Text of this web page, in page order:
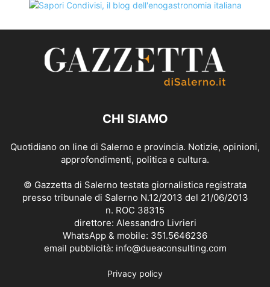
CHI SIAMO
Quotidiano on line di Salerno e provincia. Notizie, opinioni,
approfondimenti, politica e cultura.
© Gazzetta di Salerno testata giornalistica registrata
presso tribunale di Salerno N.12/2013 del 21/06/2013
n. ROC 38315
direttore: Alessandro Livrieri
WhatsApp & mobile: 351.5646236
email pubblicità: info@dueaconsulting.com
Privacy policy